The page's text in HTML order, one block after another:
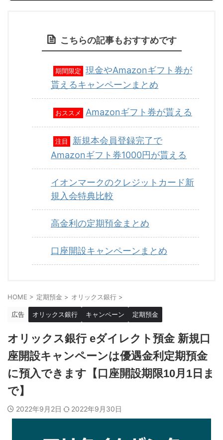
こちらの記事もおすすめです
期間限定
現金やAmazonギフト券が
貰えるキャンペーンまとめ
おススメ Amazonギフト券が貰える
注目
新規本会員登録完了で
Amazonギフト券1000円が貰える
イオンマークのクレジットカード新
規入会特典比較
高金利の定期預金まとめ
口座開設キャンペーンまとめ
HOME > 定期預金 > オリックス銀行 >
広告 オリックス銀行 キャンペーン 定期預金
オリックス銀行 eダイレクト預金 新規口
座開設キャンペーンは優遇金利定期預金
に預入できます【口座開設期限10月1日ま
で】
2022年9月2日 2022年9月30日